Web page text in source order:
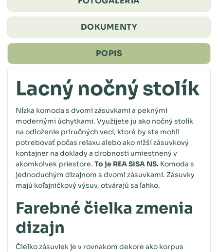
DOKUMENTY
POPIS
Lacný nočný stolík
Nízka komoda s dvomi zásuvkami a peknými
modernými úchytkami. Využijete ju ako nočný stolík
na odloženie príručných vecí, ktoré by ste mohli
potrebovať počas relaxu alebo ako nižší zásuvkový
kontajner na doklady a drobnosti umiestnený v
akomkoľvek priestore. To je REA SISA NS. Komoda s
jednoduchým dizajnom s dvomi zásuvkami. Zásuvky
majú koľajničkový výsuv, otvárajú sa ľahko.
Farebné čielka zmenia
dizajn
Čielko zásuviek je v rovnakom dekore ako korpus